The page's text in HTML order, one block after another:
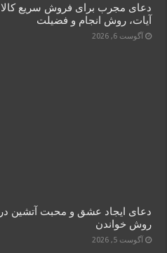
دعای مجرب برای فروش سریع
آیات، روش انجام و فضیلت
آگوست 6, 2026
دعای ایجاد عشق و محبت آتشین
روش خواندن
آگوست 5, 2026